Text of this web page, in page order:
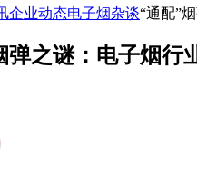
企业动态电子烟杂谈“通配”
弹之谜：电子烟行